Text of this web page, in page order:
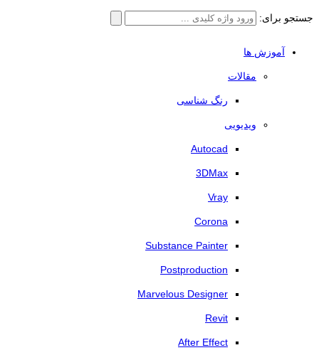
جستجو برای:
آموزش ها
مقالات
رنگ شناسی
ویدیویی
Autocad
3DMax
Vray
Corona
Substance Painter
Postproduction
Marvelous Designer
Revit
After Effect